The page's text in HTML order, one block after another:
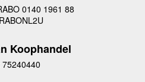
0140 1961 88
Koophandel
75240440